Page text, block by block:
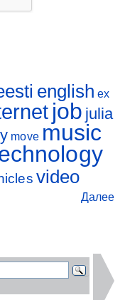
english ex
job julia
move music
video
Далее